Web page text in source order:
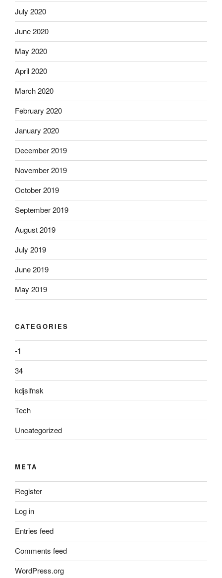
July 2020
June 2020
May 2020
April 2020
March 2020
February 2020
January 2020
December 2019
November 2019
October 2019
September 2019
August 2019
July 2019
June 2019
May 2019
CATEGORIES
-1
34
kdjslfnsk
Tech
Uncategorized
META
Register
Log in
Entries feed
Comments feed
WordPress.org